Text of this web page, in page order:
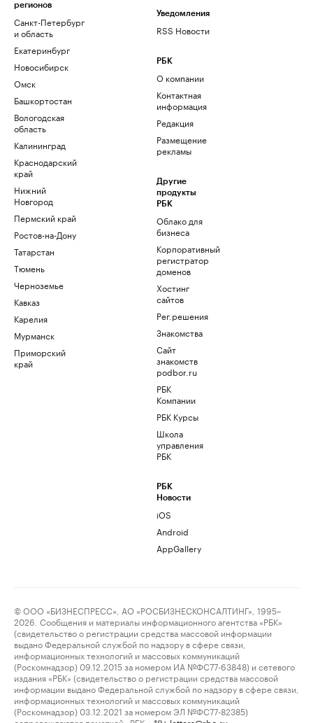
регионов
Санкт-Петербург
и область
Екатеринбург
Новосибирск
Омск
Башкортостан
Вологодская
область
Калининград
Краснодарский
край
Нижний
Новгород
Пермский край
Ростов-на-Дону
Татарстан
Тюмень
Черноземье
Кавказ
Карелия
Мурманск
Приморский
край
Уведомления
RSS Новости
РБК
О компании
Контактная
информация
Редакция
Размещение
рекламы
Другие
продукты
РБК
Облако для
бизнеса
Корпоративный
регистратор
доменов
Хостинг
сайтов
Рег.решения
Знакомства
Сайт
знакомств
podbor.ru
РБК
Компании
РБК Курсы
Школа
управления
РБК
РБК
Новости
iOS
Android
AppGallery
© ООО «БИЗНЕСПРЕСС», АО «РОСБИЗНЕСКОНСАЛТИНГ», 1995–
2026. Сообщения и материалы информационного агентства «РБК»
(свидетельство о регистрации средства массовой информации
выдано Федеральной службой по надзору в сфере связи,
информационных технологий и массовых коммуникаций
(Роскомнадзор) 09.12.2015 за номером ИА №ФС77-63848) и сетевого
издания «РБК» (свидетельство о регистрации средства массовой
информации выдано Федеральной службой по надзору в сфере связи,
информационных технологий и массовых коммуникаций
(Роскомнадзор) 03.12.2021 за номером ЭЛ №ФС77-82385)